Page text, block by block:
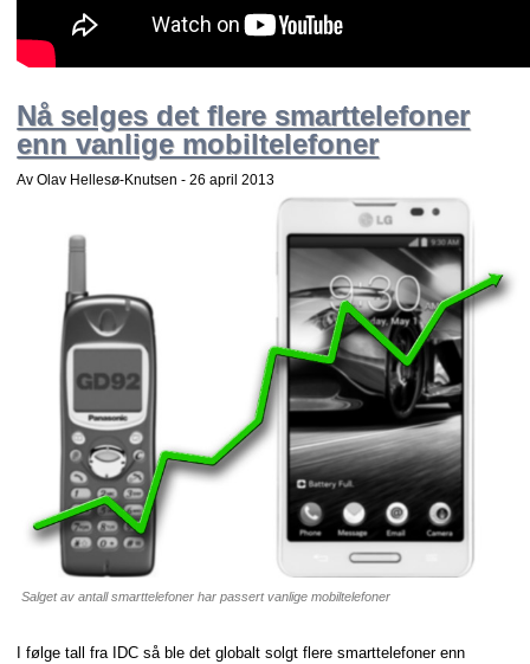
Nå selges det flere smarttelefoner
enn vanlige mobiltelefoner
Av Olav Hellesø-Knutsen -26 april 2013
Salget av antall smarttelefoner har passert vanlige mobiltelefoner
I følge tall fra IDC så ble det globalt solgt flere smarttelefoner enn